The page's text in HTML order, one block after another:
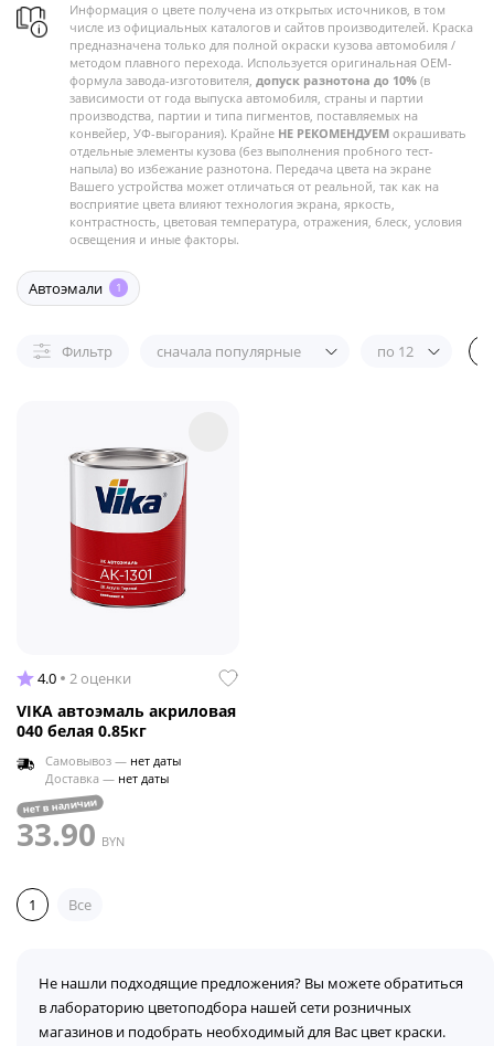
Информация о цвете получена из открытых источников, в том
числе из официальных каталогов и сайтов производителей. Краска
предназначена только для полной окраски кузова автомобиля /
методом плавного перехода. Используется оригинальная OEM-
формула завода-изготовителя, допуск разнотона до 10% (в
зависимости от года выпуска автомобиля, страны и партии
производства, партии и типа пигментов, поставляемых на
конвейер, УФ-выгорания). Крайне НЕ РЕКОМЕНДУЕМ окрашивать
отдельные элементы кузова (без выполнения пробного тест-
напыла) во избежание разнотона. Передача цвета на экране
Вашего устройства может отличаться от реальной, так как на
восприятие цвета влияют технология экрана, яркость,
контрастность, цветовая температура, отражения, блеск, условия
освещения и иные факторы.
Автоэмали 1
Фильтр сначала популярные по 12
4.0 2 оценки
VIKA автоэмаль акриловая
040 белая 0.85кг
Самовывоз — нет даты
Доставка — нет даты
нет в наличии
33.90 BYN
1 Все
Не нашли подходящие предложения? Вы можете обратиться
в лабораторию цветоподбора нашей сети розничных
магазинов и подобрать необходимый для Вас цвет краски.